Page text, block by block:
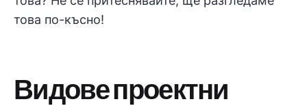
това по-късно!
Видове проектни